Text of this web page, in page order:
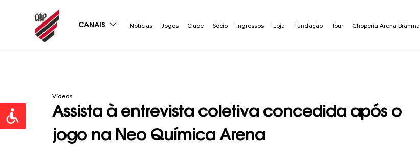
Open toolbar
CANAIS Notícias Jogos Clube Sócio Ingressos Loja Fundação Tour Choperia Arena Brahma
Vídeos
Assista à entrevista coletiva concedida após o
jogo na Neo Química Arena